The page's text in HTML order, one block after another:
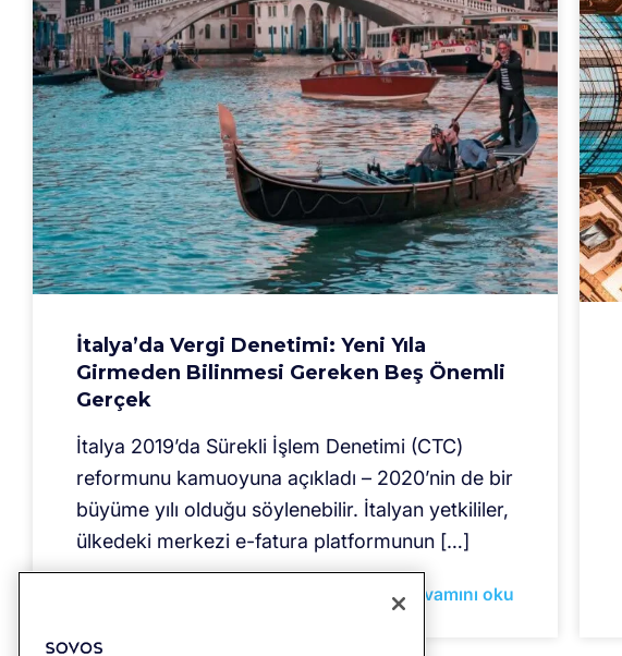
İtalya’da Vergi Denetimi: Yeni Yıla
Girmeden Bilinmesi Gereken Beş Önemli
Gerçek
İtalya 2019’da Sürekli İşlem Denetimi (CTC)
reformunu kamuoyuna açıkladı – 2020’nin de bir
büyüme yılı olduğu söylenebilir. İtalyan yetkililer,
ülkedeki merkezi e-fatura platformunun […]
Devamını oku